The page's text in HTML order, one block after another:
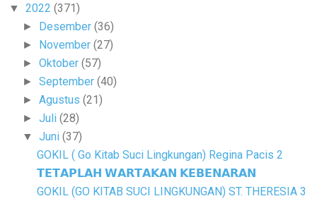
▼ 2022 (371)
► Desember(36)
► November(27)
►Oktober(57)
►September(40)
►Agustus(21)
►Juli(28)
▼Juni(37)
GOKIL ( Go Kitab Suci Lingkungan) Regina Pacis 2
𝗧𝗘𝗧𝗔𝗣𝗟𝗔𝗛 𝗪𝗔𝗥𝗧𝗔𝗞𝗔𝗡 𝗞𝗘𝗕𝗘𝗡𝗔𝗥𝗔𝗡
GOKIL (GO KITAB SUCI LINGKUNGAN) ST. THERESIA 3